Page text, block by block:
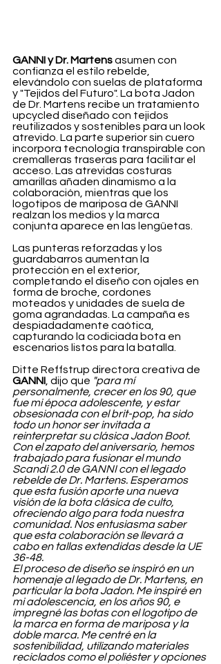
GANNI y Dr. Martens asumen con
confianza el estilo rebelde,
elevándolo con suelas de plataforma
y "Tejidos del Futuro". La bota Jadon
de Dr. Martens recibe un tratamiento
upcycled diseñado con tejidos
reutilizados y sostenibles para un look
atrevido. La parte superior sin cuero
incorpora tecnología transpirable con
cremalleras traseras para facilitar el
acceso. Las atrevidas costuras
amarillas añaden dinamismo a la
colaboración, mientras que los
logotipos de mariposa de GANNI
realzan los medios y la marca
conjunta aparece en las lengüetas.
Las punteras reforzadas y los
guardabarros aumentan la
protección en el exterior,
completando el diseño con ojales en
forma de broche, cordones
moteados y unidades de suela de
goma agrandadas. La campaña es
despiadadamente caótica,
capturando la codiciada bota en
escenarios listos para la batalla.
Ditte Reffstrup directora creativa de
GANNI , dijo que "para mí
personalmente, crecer en los 90, que
fue mi época adolescente, y estar
obsesionada con el brit-pop, ha sido
todo un honor ser invitada a
reinterpretar su clásica Jadon Boot.
Con el zapato del aniversario, hemos
trabajado para fusionar el mundo
Scandi 2.0 de GANNI con el legado
rebelde de Dr. Martens. Esperamos
que esta fusión aporte una nueva
visión de la bota clásica de culto,
ofreciendo algo para toda nuestra
comunidad. Nos entusiasma saber
que esta colaboración se llevará a
cabo en tallas extendidas desde la UE
36-48.
El proceso de diseño se inspiró en un
homenaje al legado de Dr. Martens, en
particular la bota Jadon. Me inspiré en
mi adolescencia, en los años 90, e
impregné las botas con el logotipo de
la marca en forma de mariposa y la
doble marca. Me centré en la
sostenibilidad, utilizando materiales
reciclados como el poliéster y opciones